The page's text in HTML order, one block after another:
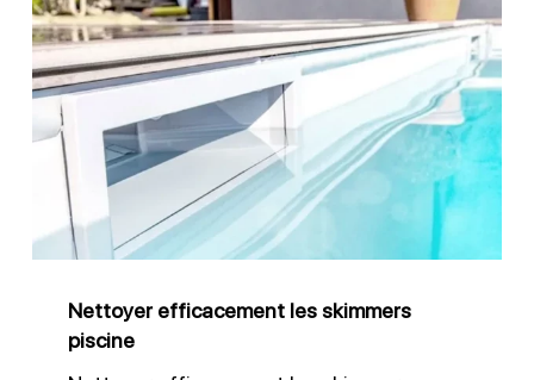
Nettoyer
efficacement
les
skimmers
piscine
Nettoyer efficacement les skimmers
piscine